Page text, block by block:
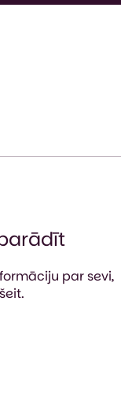
par sevi,